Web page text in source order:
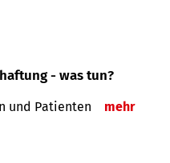
- was tun?
und Patienten mehr